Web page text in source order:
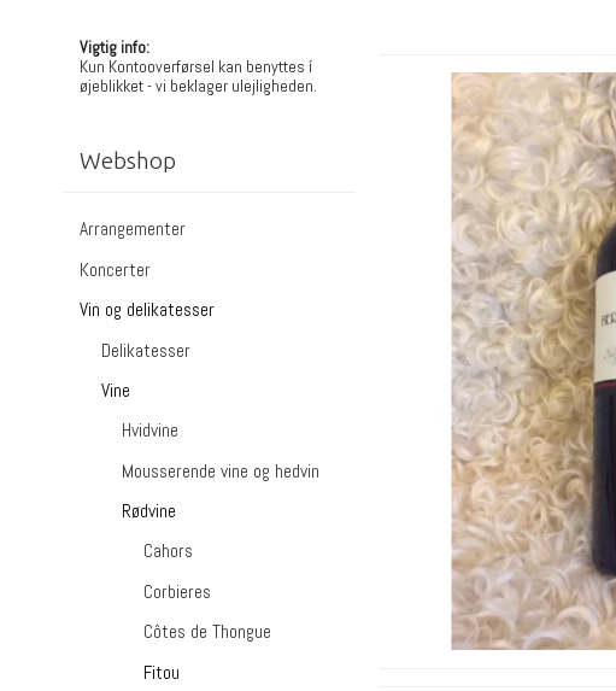
Vigtig info:
Kun Kontooverførsel kan benyttes í
øjeblikket - vi beklager ulejligheden.
Webshop
Arrangementer
Koncerter
Vin og delikatesser
Delikatesser
Vine
Hvidvine
Mousserende vine og hedvin
Rødvine
Cahors
Corbieres
Côtes de Thongue
Fitou